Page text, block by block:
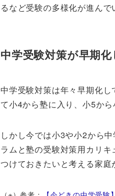
るなど受験の多様化が進んで
中学受験対策が早期
中学受験対策は年々早期化
て小4から塾に入り、小5か
しかし今では小3や小2から
ラムと塾の受験対策用カリ
つけておきたいと考える家庭